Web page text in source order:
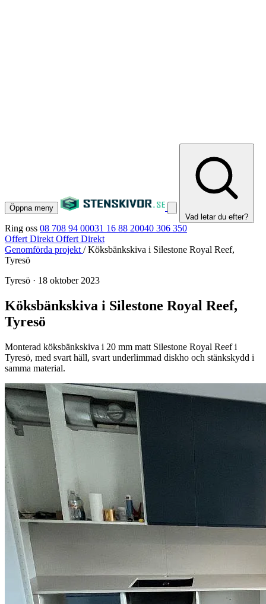
Öppna meny
Vad letar du efter?
Ring oss 08 708 94 00031 16 88 20040 306 350
Offert Direkt Offert Direkt
Genomförda projekt / Köksbänkskiva i Silestone Royal Reef,
Tyresö
Tyresö · 18 oktober 2023
Köksbänkskiva i Silestone Royal Reef,
Tyresö
Monterad köksbänkskiva i 20 mm matt Silestone Royal Reef i
Tyresö, med svart häll, svart underlimmad diskho och stänkskydd i
samma material.